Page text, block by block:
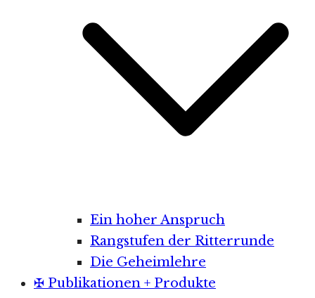
Ein hoher Anspruch
Rangstufen der Ritterrunde
Die Geheimlehre
✠ Publikationen + Produkte